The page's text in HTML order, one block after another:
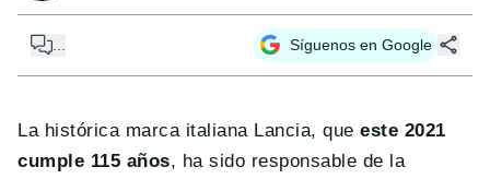
Síguenos en Google
La histórica marca italiana Lancia, queeste 2021
cumple 115 años, ha sido responsable de la